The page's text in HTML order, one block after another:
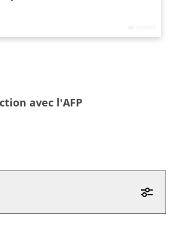
Vous allez jusqu’à changer la
la création d’une holding baptisée
surchargé pourrait repousser les
syndicats ont d’ores et déjà
de grève à France Télévisions pour
avec l'AFP